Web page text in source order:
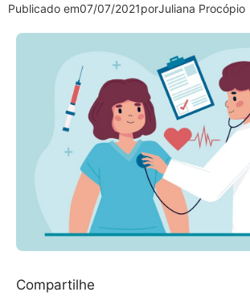
Publicado em07/07/2021porJuliana Procópio
Compartilhe